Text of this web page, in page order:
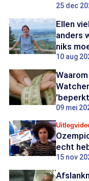
25 dec
Ellen
anders
niks
10 aug
09 mei
echt
15 nov